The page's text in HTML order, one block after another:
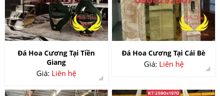
Đá Hoa Cương Tại Tiền
Giang
Giá: Liên hệ
Đá Hoa Cương Tại Cái Bè
Giá: Liên hệ